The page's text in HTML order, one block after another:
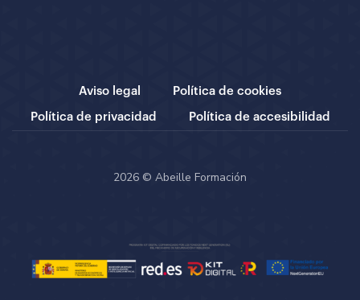
Aviso legal Política de cookies
Política de privacidad Política de accesibilidad
2026 © Abeille Formación